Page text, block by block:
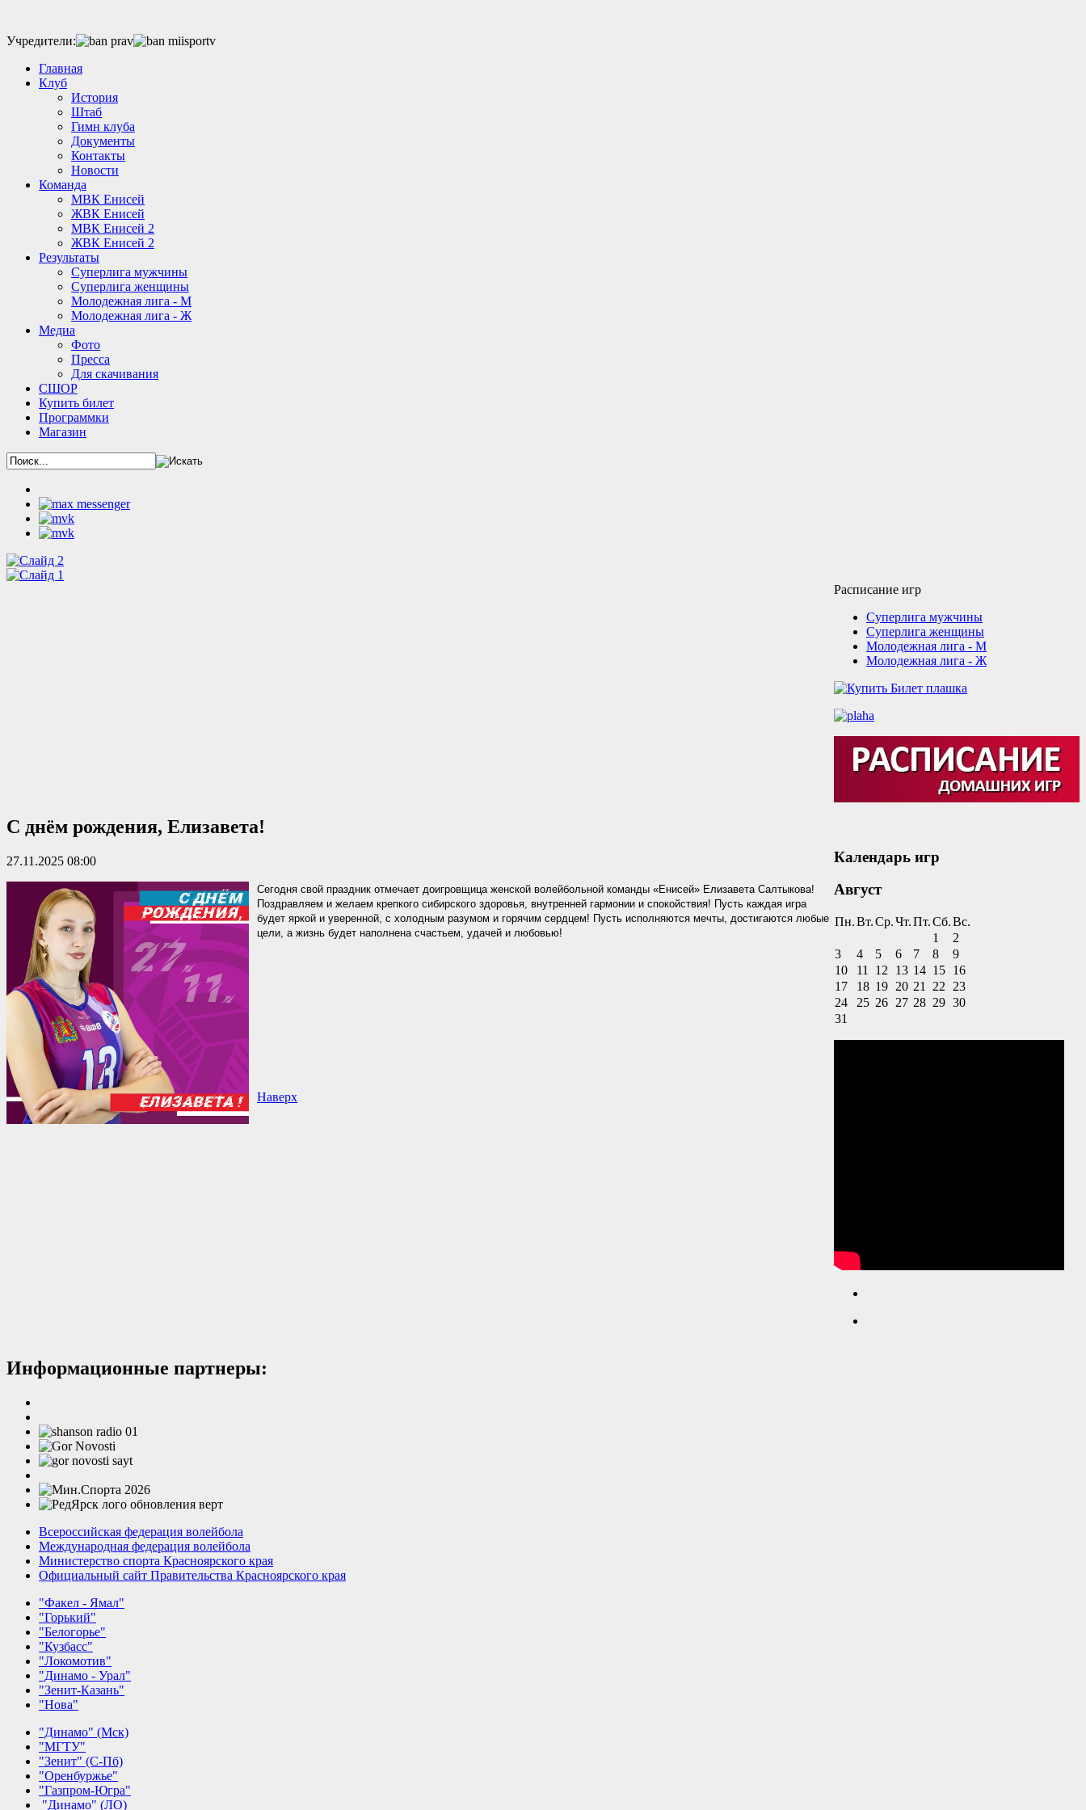
Учредители:
Главная
Клуб
История
Штаб
Гимн клуба
Документы
Контакты
Новости
Команда
МВК Енисей
ЖВК Енисей
МВК Енисей 2
ЖВК Енисей 2
Результаты
Суперлига мужчины
Суперлига женщины
Молодежная лига - М
Молодежная лига - Ж
Медиа
Фото
Пресса
Для скачивания
СШОР
Купить билет
Программки
Магазин
С днём рождения, Елизавета!
27.11.2025 08:00
Сегодня свой праздник отмечает доигровщица женской волейбольной команды «Енисей» Елизавета Салтыкова!
Поздравляем и желаем крепкого сибирского здоровья, внутренней гармонии и спокойствия! Пусть каждая игра
будет яркой и уверенной, с холодным разумом и горячим сердцем! Пусть исполняются мечты, достигаются любые
цели, а жизнь будет наполнена счастьем, удачей и любовью!
Наверх
Расписание игр
Суперлига мужчины
Суперлига женщины
Молодежная лига - М
Молодежная лига - Ж
Календарь игр
Август
Пн.Вт.Ср.Чт.Пт.Сб.Вс.
1
2
3
4 5 6 7 8
9
10
11 12 13 14 15 16
17
18 19 20 21 22
23
24
25 26 27 28 29 30
31
Информационные партнеры:
Всероссийская федерация волейбола
Международная федерация волейбола
Министерство спорта Красноярского края
Официальный сайт Правительства Красноярского края
"Факел - Ямал"
"Горький"
"Белогорье"
"Кузбасс"
"Локомотив"
"Динамо - Урал"
"Зенит-Казань"
"Нова"
"Динамо" (Мск)
"МГТУ"
"Зенит" (С-Пб)
"Оренбуржье"
"Газпром-Югра"
"Динамо" (ЛО)